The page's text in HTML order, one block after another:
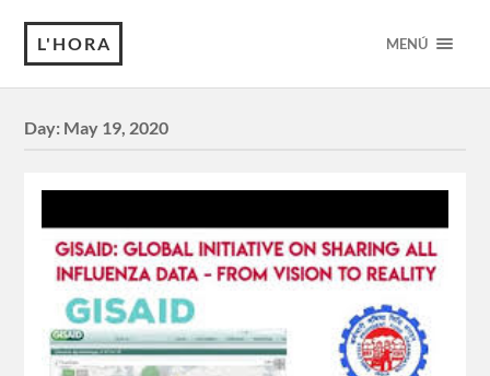
L'HORA MENÚ
Day: May 19, 2020